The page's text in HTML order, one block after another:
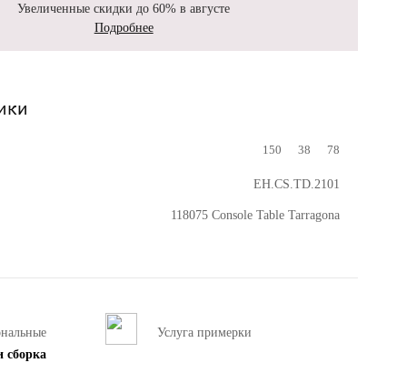
Увеличенные скидки до 60% в августе
Подробнее
150 38 78
EH.CS.TD.2101
118075 Console Table Tarragona
сборка
Услуга примерки